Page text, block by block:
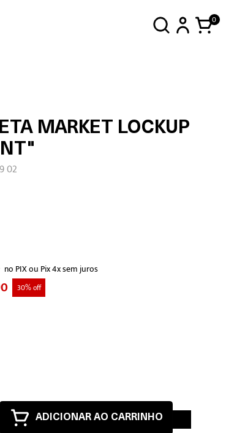
0
MARKET LOCKUP
02
no PIX ou Pix 4x sem juros
30% off
ADICIONAR AO CARRINHO